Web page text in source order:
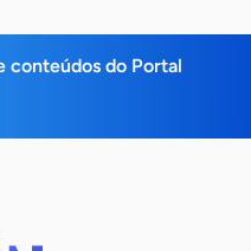
conteúdos do Portal